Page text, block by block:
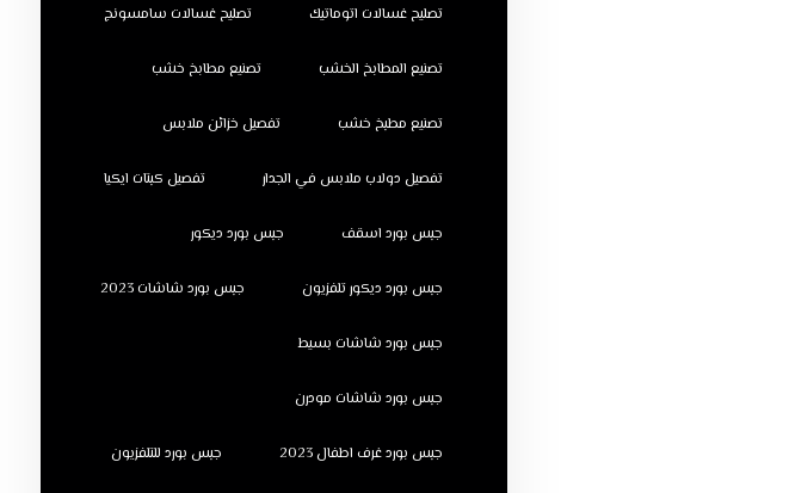
تصليح غسالات اتوماتيك تصليح غسالات سامسونج
تصنيع المطابخ الخشب تصنيع مطابخ خشب
تصنيع مطبخ خشب تفصيل خزائن ملابس
تفصيل دولاب ملابس في الجدار تفصيل كبتات ايكيا
جبس بورد اسقف جبس بورد ديكور
جبس بورد ديكور تلفزيون جبس بورد شاشات 2023
جبس بورد شاشات بسيط
جبس بورد شاشات مودرن
جبس بورد غرف اطفال 2023 جبس بورد للتلفزيون